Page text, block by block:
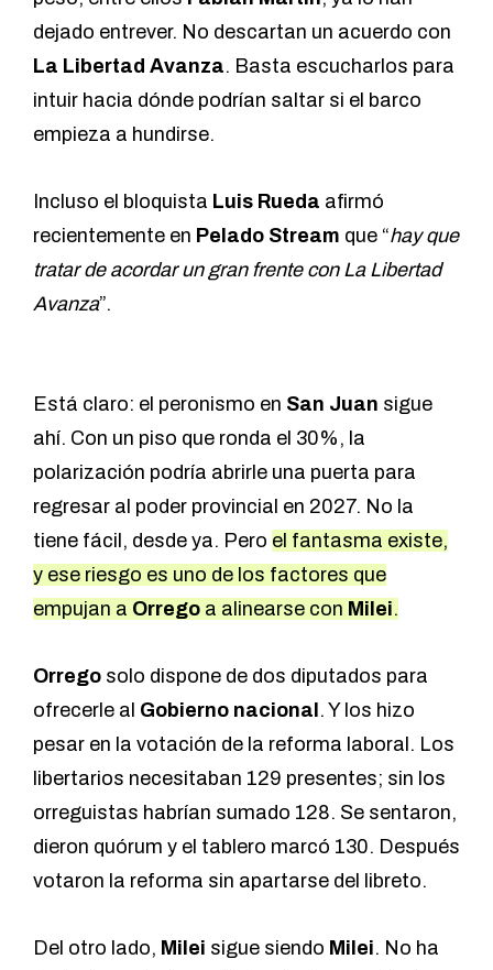
dejado entrever. No descartan un acuerdo con
La Libertad Avanza. Basta escucharlos para
intuir hacia dónde podrían saltar si el barco
empieza a hundirse.
Incluso el bloquista Luis Rueda afirmó
recientemente en Pelado Stream que “hay que
tratar de acordar un gran frente con La Libertad
Avanza”.
Está claro: el peronismo en San Juan sigue
ahí. Con un piso que ronda el 30%, la
polarización podría abrirle una puerta para
regresar al poder provincial en 2027. No la
tiene fácil, desde ya. Pero el fantasma existe,
y ese riesgo es uno de los factores que
empujan a Orrego a alinearse con Milei.
Orrego solo dispone de dos diputados para
ofrecerle al Gobierno nacional . Y los hizo
pesar en la votación de la reforma laboral. Los
libertarios necesitaban 129 presentes; sin los
orreguistas habrían sumado 128. Se sentaron,
dieron quórum y el tablero marcó 130. Después
votaron la reforma sin apartarse del libreto.
Del otro lado, Milei sigue siendo Milei. No ha